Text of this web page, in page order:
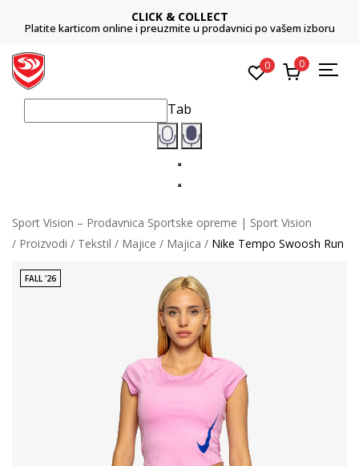
CLICK & COLLECT
Platite karticom online i preuzmite u prodavnici po vašem izboru
0 0
Tab
Sport Vision – Prodavnica Sportske opreme | Sport Vision
Proizvodi
Tekstil Majice Majica Nike Tempo Swoosh Run
FALL '26